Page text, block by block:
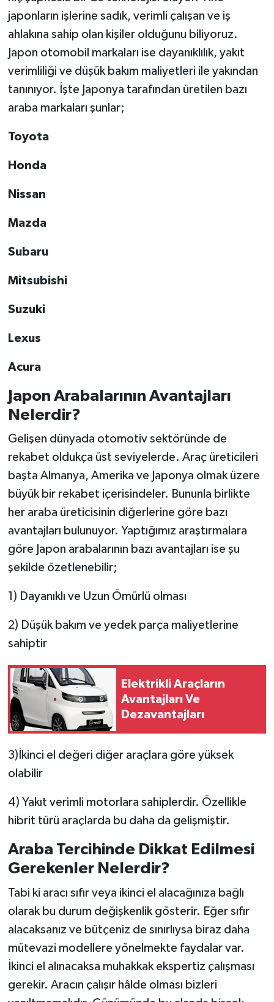
japonların işlerine sadık, verimli çalışan ve iş
ahlakına sahip olan kişiler olduğunu biliyoruz.
Japon otomobil markaları ise dayanıklılık, yakıt
verimliliği ve düşük bakım maliyetleri ile yakından
tanınıyor. İşte Japonya tarafından üretilen bazı
araba markaları şunlar;
Toyota
Honda
Nissan
Mazda
Subaru
Mitsubishi
Suzuki
Lexus
Acura
Japon Arabalarının Avantajları
Nelerdir?
Gelişen dünyada otomotiv sektöründe de
rekabet oldukça üst seviyelerde. Araç üreticileri
başta Almanya, Amerika ve Japonya olmak üzere
büyük bir rekabet içerisindeler. Bununla birlikte
her araba üreticisinin diğerlerine göre bazı
avantajları bulunuyor. Yaptığımız araştırmalara
göre Japon arabalarının bazı avantajları ise şu
şekilde özetlenebilir;
1) Dayanıklı ve Uzun Ömürlü olması
2) Düşük bakım ve yedek parça maliyetlerine
sahiptir
Elektrikli Araçların
Avantajları Ve
Dezavantajları
3)İkinci el değeri diğer araçlara göre yüksek
olabilir
4) Yakıt verimli motorlara sahiplerdir. Özellikle
hibrit türü araçlarda bu daha da gelişmiştir.
Araba Tercihinde Dikkat Edilmesi
Gerekenler Nelerdir?
Tabi ki aracı sıfır veya ikinci el alacağınıza bağlı
olarak bu durum değişkenlik gösterir. Eğer sıfır
alacaksanız ve bütçeniz de sınırlıysa biraz daha
mütevazi modellere yönelmekte faydalar var.
İkinci el alınacaksa muhakkak ekspertiz çalışması
gerekir. Aracın çalışır hâlde olması bizleri